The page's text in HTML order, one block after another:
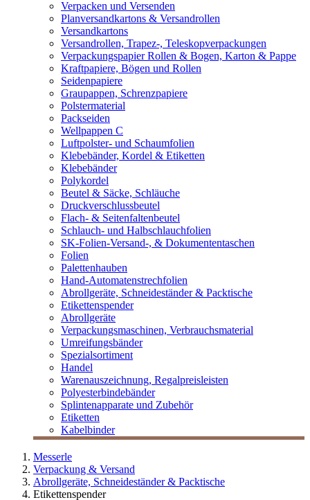
Verpacken und Versenden
Planversandkartons & Versandrollen
Versandkartons
Versandrollen, Trapez-, Teleskopverpackungen
Verpackungspapier Rollen & Bogen, Karton & Pappe
Kraftpapiere, Bögen und Rollen
Seidenpapiere
Graupappen, Schrenzpapiere
Polstermaterial
Packseiden
Wellpappen C
Luftpolster- und Schaumfolien
Klebebänder, Kordel & Etiketten
Klebebänder
Polykordel
Beutel & Säcke, Schläuche
Druckverschlussbeutel
Flach- & Seitenfaltenbeutel
Schlauch- und Halbschlauchfolien
SK-Folien-Versand-, & Dokumententaschen
Folien
Palettenhauben
Hand-Automatenstrechfolien
Abrollgeräte, Schneideständer & Packtische
Etikettenspender
Abrollgeräte
Verpackungsmaschinen, Verbrauchsmaterial
Umreifungsbänder
Spezialsortiment
Handel
Warenauszeichnung, Regalpreisleisten
Polyesterbindebänder
Splintenapparate und Zubehör
Etiketten
Kabelbinder
Messerle
Verpackung & Versand
Abrollgeräte, Schneideständer & Packtische
Etikettenspender